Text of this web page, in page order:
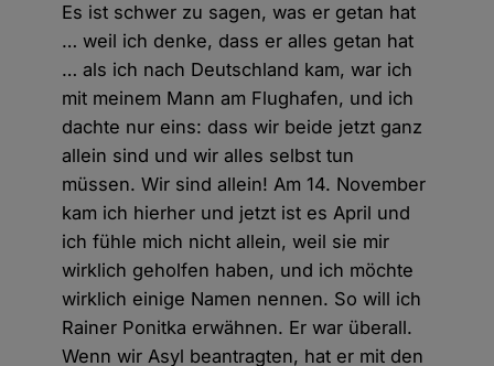
Es ist schwer zu sagen, was er getan hat
… weil ich denke, dass er alles getan hat
… als ich nach Deutschland kam, war ich
mit meinem Mann am Flughafen, und ich
dachte nur eins: dass wir beide jetzt ganz
allein sind und wir alles selbst tun
müssen. Wir sind allein! Am 14. November
kam ich hierher und jetzt ist es April und
ich fühle mich nicht allein, weil sie mir
wirklich geholfen haben, und ich möchte
wirklich einige Namen nennen. So will ich
Rainer Ponitka erwähnen. Er war überall.
Wenn wir Asyl beantragten, hat er mit den